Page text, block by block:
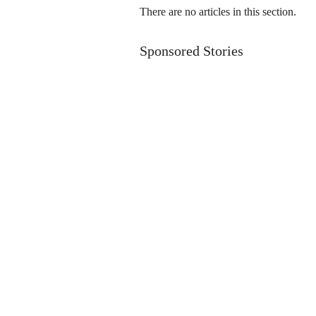
There are no articles in this section.
Sponsored Stories